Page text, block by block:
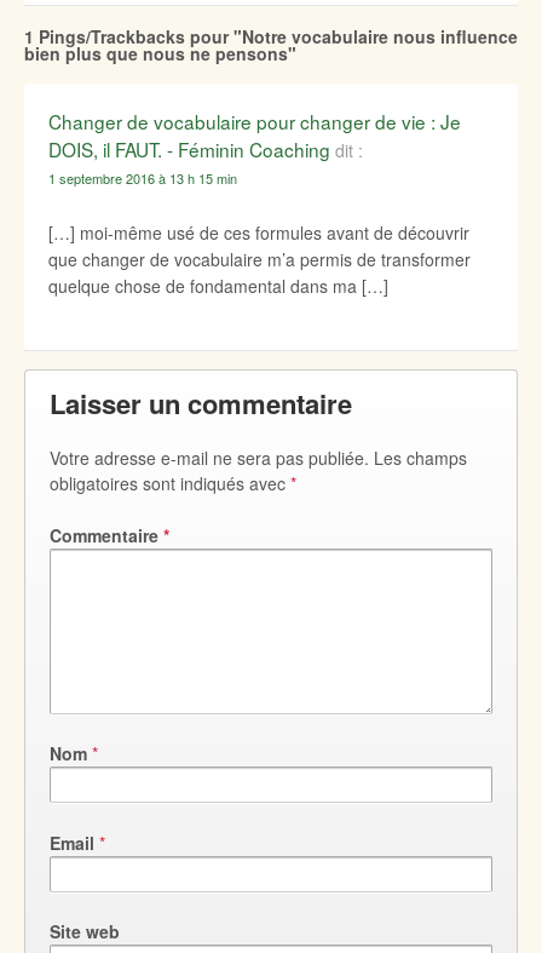
1 Pings/Trackbacks pour "Notre vocabulaire nous influence
bien plus que nous ne pensons"
Changer de vocabulaire pour changer de vie : Je
DOIS, il FAUT. - Féminin Coaching dit :
1 septembre 2016 à 13 h 15 min
[…] moi-même usé de ces formules avant de découvrir
que changer de vocabulaire m’a permis de transformer
quelque chose de fondamental dans ma […]
Laisser un commentaire
Votre adresse e-mail ne sera pas publiée. Les champs
obligatoires sont indiqués avec *
Commentaire *
Nom *
Email *
Site web